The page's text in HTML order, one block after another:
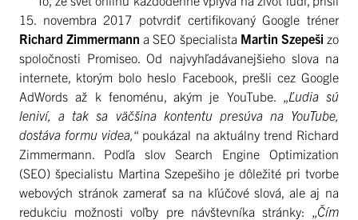
15. novembra 2017 potvrdiť certifikovaný Google tréner
Richard Zimmermann a SEO špecialista Martin Szepeši zo
spoločnosti Promiseo. Od najvyhľadávanejšieho slova na
internete, ktorým bolo heslo Facebook, prešli cez Google
AdWords až k fenoménu, akým je YouTube. „ Ľudia sú
leniví, a tak sa väčšina kontentu presúva na YouTube,
dostáva formu videa, “ poukázal na aktuálny trend Richard
Zimmermann. Podľa slov Search Engine Optimization
(SEO) špecialistu Martina Szepešiho je dôležité pri tvorbe
webových stránok zamerať sa na kľúčové slová, ale aj na
redukciu možnosti voľby pre návštevníka stránky: „ Čím